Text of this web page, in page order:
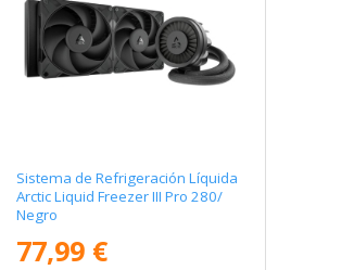
Sistema de Refrigeración Líquida
Arctic Liquid Freezer III Pro 280/
Negro
77,99 €